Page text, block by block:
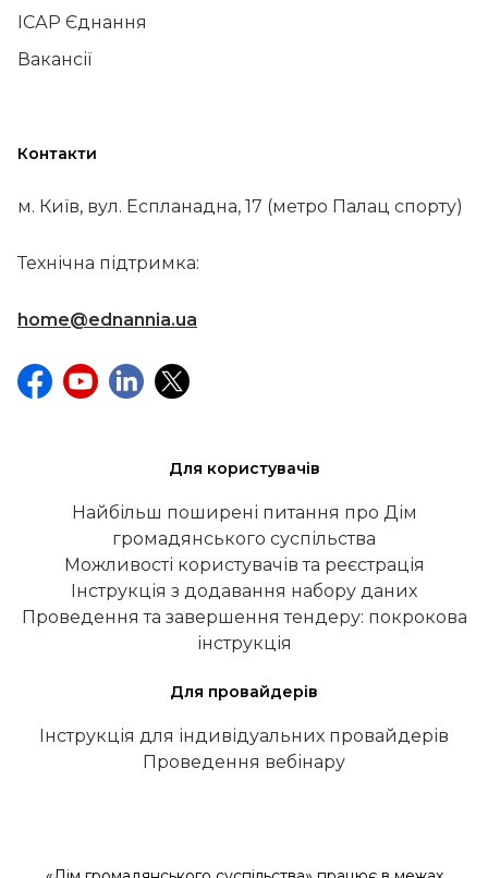
ІСАР Єднання
Вакансії
Контакти
м. Київ, вул. Еспланадна, 17 (метро Палац спорту)
Технічна підтримка:
home@ednannia.ua
Для користувачів
Найбільш поширені питання про Дім
громадянського суспільства
Можливості користувачів та реєстрація
Інструкція з додавання набору даних
Проведення та завершення тендеру: покрокова
інструкція
Для провайдерів
Інструкція для індивідуальних провайдерів
Проведення вебінару